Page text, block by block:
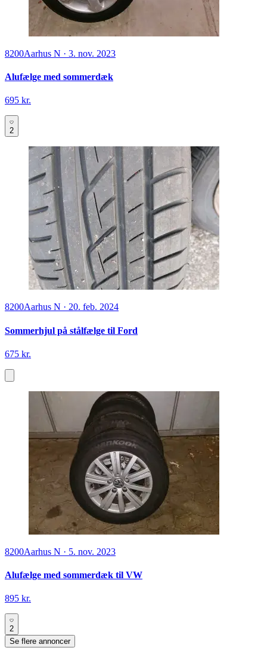
8200Aarhus N · 3. nov. 2023
Alufælge med sommerdæk
695 kr.
2
8200Aarhus N · 20. feb. 2024
Sommerhjul på stålfælge til Ford
675 kr.
8200Aarhus N · 5. nov. 2023
Alufælge med sommerdæk til VW
895 kr.
2
Se flere annoncer